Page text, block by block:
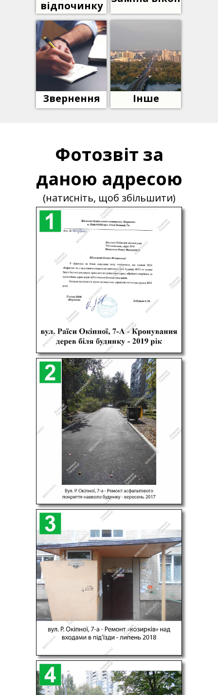
відпочинку
Інше
Звернення
Фотозвіт за
даною адресою
(натисніть, щоб збільшити)